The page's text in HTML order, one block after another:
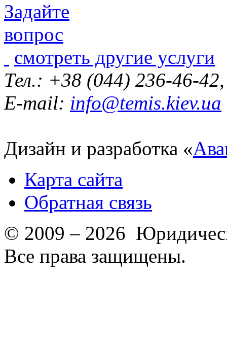
смотреть другие услуги
Тел.: +38 (044) 236-46-
E-mail: info@temis.kiev.ua
Дизайн и разработка «
Карта сайта
Обратная связь
© 2009 – 2026
Все права защищены.